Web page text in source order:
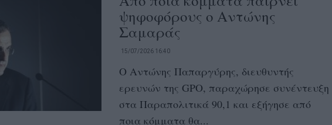
ψηφοφόρους ο Αντώνης
Σαμαράς
15/07/2026 16:40
Ο Αντώνης Παπαργύρης, διευθυντής
ερευνών της GPO, παραχώρησε συνέντευξη
στα Παραπολιτικά 90,1 και εξήγησε από
ποια κόμματα θα...